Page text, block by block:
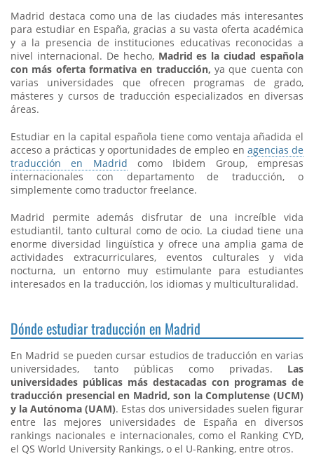
Madrid destaca como una de las ciudades más interesantes
para estudiar en España, gracias a su vasta oferta académica
y a la presencia de instituciones educativas reconocidas a
nivel internacional. De hecho, Madrid es la ciudad española
con más oferta formativa en traducción, ya que cuenta con
varias universidades que ofrecen programas de grado,
másteres y cursos de traducción especializados en diversas
áreas.
Estudiar en la capital española tiene como ventaja añadida el
acceso a prácticas y oportunidades de empleo en agencias de
traducción en Madrid como Ibidem Group, empresas
internacionales con departamento de traducción, o
simplemente como traductor freelance.
Madrid permite además disfrutar de una increíble vida
estudiantil, tanto cultural como de ocio. La ciudad tiene una
enorme diversidad lingüística y ofrece una amplia gama de
actividades extracurriculares, eventos culturales y vida
nocturna, un entorno muy estimulante para estudiantes
interesados en la traducción, los idiomas y multiculturalidad.
Dónde estudiar traducción en Madrid
En Madrid se pueden cursar estudios de traducción en varias
universidades, tanto públicas como privadas. Las
universidades públicas más destacadas con programas de
traducción presencial en Madrid, son la Complutense (UCM)
y la Autónoma (UAM). Estas dos universidades suelen figurar
entre las mejores universidades de España en diversos
rankings nacionales e internacionales, como el Ranking CYD,
el QS World University Rankings, o el U-Ranking, entre otros.